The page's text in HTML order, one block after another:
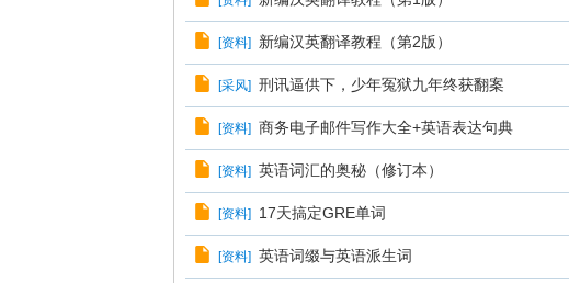
[资料] 新编汉英翻译教程（第2版）
[采风] 刑讯逼供下，少年冤狱九年终获翻案
[资料] 商务电子邮件写作大全+英语表达句典
[资料] 英语词汇的奥秘（修订本）
[资料] 17天搞定GRE单词
[资料] 英语词缀与英语派生词